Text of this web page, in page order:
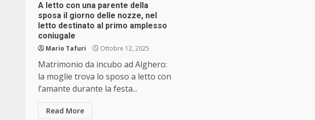
A letto con una parente della
sposa il giorno delle nozze, nel
letto destinato al primo amplesso
coniugale
Mario Tafuri Ottobre 12, 2025
Matrimonio da incubo ad Alghero:
la moglie trova lo sposo a letto con
l’amante durante la festa...
Read More